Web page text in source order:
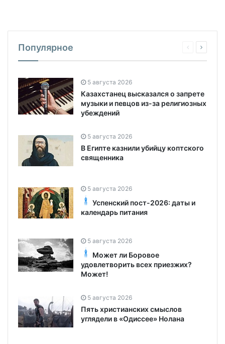
Популярное
5 августа 2026
Казахстанец высказался о запрете
музыки и певцов из-за религиозных
убеждений
5 августа 2026
В Египте казнили убийцу коптского
священника
5 августа 2026
Успенский пост-2026: даты и
календарь питания
5 августа 2026
Может ли Боровое
удовлетворить всех приезжих?
Может!
5 августа 2026
Пять христианских смыслов
углядели в «Одиссее» Нолана